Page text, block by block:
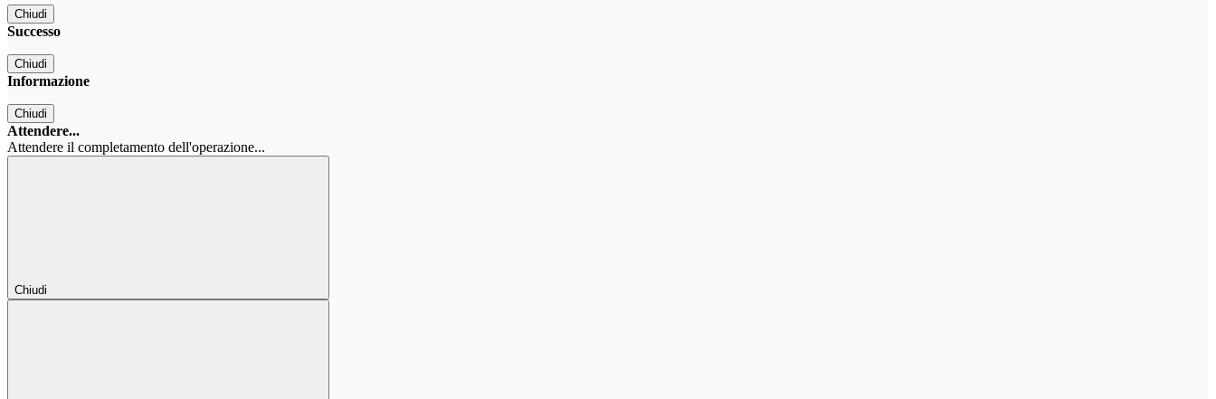
Chiudi
Successo
Chiudi
Informazione
Chiudi
Attendere...
Attendere il completamento dell'operazione...
Chiudi